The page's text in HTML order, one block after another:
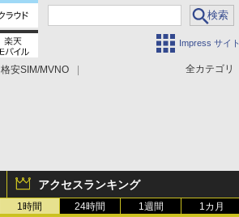
Impress サイト
全カテゴリ
格安SIM/MVNO
アクセスランキング
1時間 24時間 1週間 1カ月